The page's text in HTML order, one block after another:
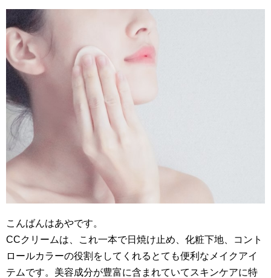
こんばんはあやです。
CCクリームは、これ一本で日焼け止め、化粧下地、コント
ロールカラーの役割をしてくれるとても便利なメイクアイ
テムです。美容成分が豊富に含まれていてスキンケアに特